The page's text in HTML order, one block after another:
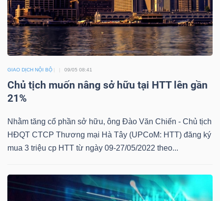
GIAO DỊCH NỘI BỘ 09/05 08:41
Chủ tịch muốn nâng sở hữu tại HTT lên gần
21%
Nhằm tăng cổ phần sở hữu, ông Đào Văn Chiến - Chủ tịch
HĐQT CTCP Thương mại Hà Tây (UPCoM: HTT) đăng ký
mua 3 triệu cp HTT từ ngày 09-27/05/2022 theo...
CHĂM
SÓC
SỨC
TÀI
CHÍNH
CÔNG